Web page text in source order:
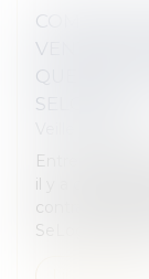
VENTE,
QUELLES
SELOGER
Entre
il y a de quoi
contrat qui
SeLoger' vous